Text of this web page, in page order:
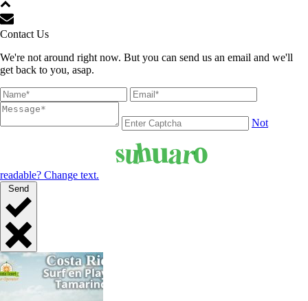
Contact Us
We're not around right now. But you can send us an email and we'll
get back to you, asap.
Not
readable? Change text.
Send